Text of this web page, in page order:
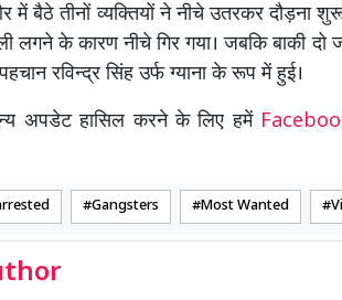
बैठे तीनों व्यक्तियों ने नीचे उतरकर दौड़ना
लगने के कारण नीचे गिर गया। जबकि बाकी
रविन्द्र सिंह उर्फ ग्याना के रूप में हुई।
अपडेट हासिल करने के लिए हमें
Gangsters Most Wanted